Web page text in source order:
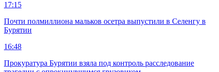
17:15
Почти полмиллиона мальков осетра выпустили в Селенгу в
Бурятии
16:48
Прокуратура Бурятии взяла под контроль расследование